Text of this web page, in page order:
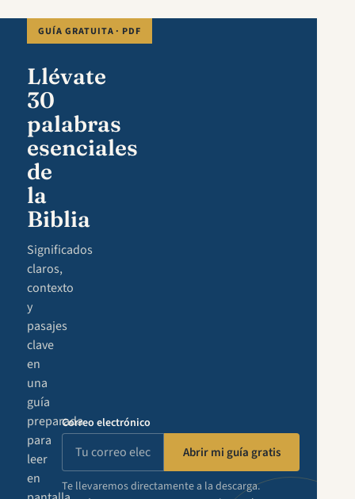
GUÍA GRATUITA · PDF
Llévate
30
palabras
esenciales
de
la
Biblia
Significados
claros,
contexto
y
pasajes
clave
en
una
guía
preparada
para
leer
en
Correo electrónico
Abrir mi guía gratis
Te llevaremos directamente a la descarga.